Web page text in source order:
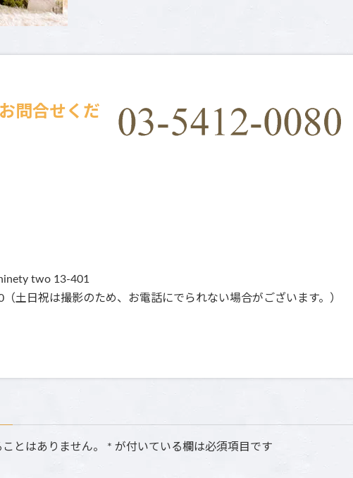
問合せくだ
two 13-401
土日祝は撮影のため、お電話にでられない場合がございます。）
とはありません。 * が付いている欄は必須項目です